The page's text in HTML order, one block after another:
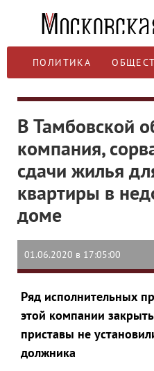
ПОЛИТИКА
В Тамбовской
компания,
сдачи жилья
квартиры в
доме
01.06.2020 в 17:05:00
Ряд исполнительных
этой компании
приставы не
должника